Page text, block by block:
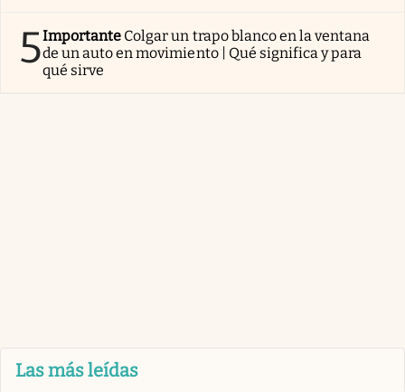
5Importante Colgar un trapo blanco en la ventana
de un auto en movimiento | Qué significa y para
qué sirve
Las más leídas